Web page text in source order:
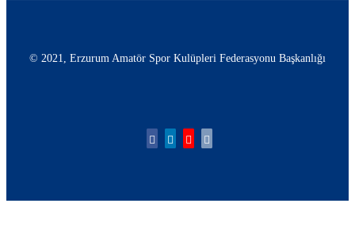
© 2021, Erzurum Amatör Spor Kulüpleri Federasyonu Başkanlığı